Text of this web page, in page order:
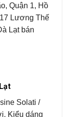
Quận 1, Hồ
Lương Thế
Lạt bán
Solati /
Kiểu dáng